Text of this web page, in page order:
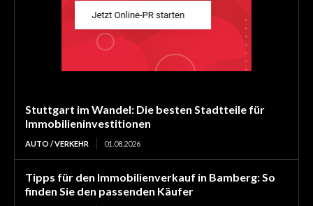
Stuttgart im Wandel: Die besten Stadtteile für
Immobilieninvestitionen
AUTO / VERKEHR 01.08.2026
Tipps für den Immobilienverkauf in Bamberg: So
finden Sie den passenden Käufer